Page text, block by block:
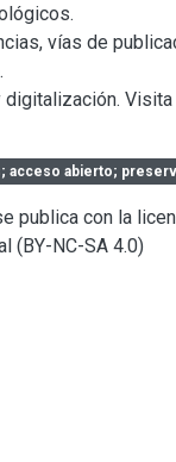
vías de
Visita
abierto;
publica con la
(BY-NC-SA 4.0)